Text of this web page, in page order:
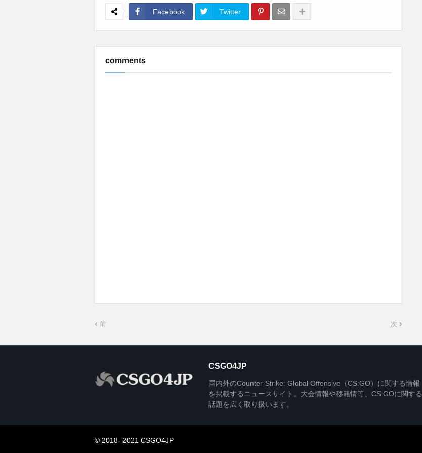
Facebook Twitter
comments
前 次
CSGO4JP
国内外のCounter-Strike: Global Offensive（CS:GO）に関する情報
を掲載するニュースサイト。大会情報や移籍情等、CS:GOに関する
話題を広く取り扱います。
© 2018- 2021 CSGO4JP